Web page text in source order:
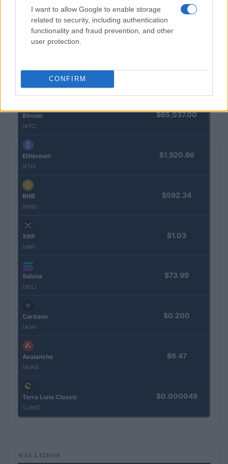
I want to allow Google to enable storage
related to security, including authentication
functionality and fraud prevention, and other
user protection.
CONFIRM
personal
Marta Ruiz · 7 Ago 2026
Bitcoin
(BTC)
$65,037.00
Ethereum
(ETH)
$1,920.66
BNB
(BNB)
$592.34
XRP
(XRP)
$1.03
Solana
(SOL)
$73.99
Cardano
(ADA)
$0.200
Avalanche
(AVAX)
$6.47
Terra Luna Classic
(LUNC)
$0.000049
MÁS LEÍDOS